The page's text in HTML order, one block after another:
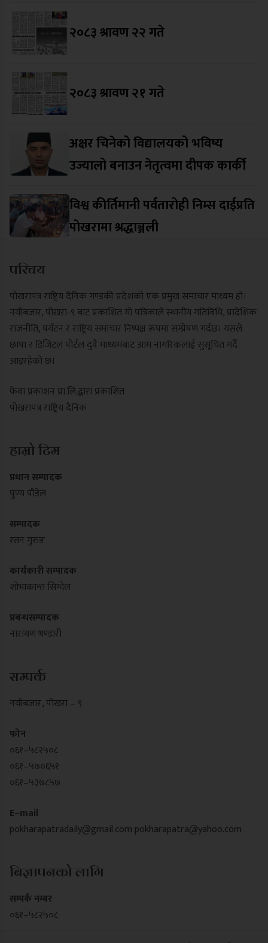
२०८३ श्रावण २२ गते
२०८३ श्रावण २१ गते
अक्षर चिनेको विद्यालयको भविष्य
उज्यालो बनाउन नेतृत्वमा दीपक कार्की
विश्व कीर्तिमानी पर्वतारोही निम्स दाईप्रति
पोखरामा श्रद्धाञ्जली
परिचय
पोखरापत्र राष्ट्रिय दैनिक गण्डकी प्रदेशको एक प्रमुख समाचार माध्यम हो।
नयाँबजार, पोखरा-९ बाट प्रकाशित यो पत्रिकाले स्थानीय गतिविधि, प्रादेशिक
राजनीति, पर्यटन र राष्ट्रिय समाचार निष्पक्ष रूपमा सम्प्रेषण गर्दछ। यसले
छापा र डिजिटल पोर्टल दुवै माध्यमबाट आम नागरिकलाई सुसूचित गर्दै
आइरहेको छ।
फेवा प्रकाशन प्रा.लि.द्वारा प्रकाशित
पोखरापत्र राष्ट्रिय दैनिक
हाम्रो टिम
प्रधान सम्पादक
पुण्य पौडेल
सम्पादक
रतन गुरुङ
कार्यकारी सम्पादक
शोभाकान्त सिग्देल
प्रबन्धसम्पादक
नारायण भण्डारी
सम्पर्क
नयाँबजार , पोखरा – ९
फोन
०६१–५८२५०८
०६१–५७०६५१
०६१–५३७८५७
E–mail
pokharapatradaily@gmail.com pokharapatra@yahoo.com
बिज्ञापनको लागि
सम्पर्क नम्बर
०६१–५८२५०८